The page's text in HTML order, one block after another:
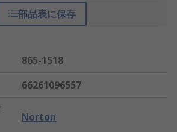
部品表に保存
865-1518
66261096557
Norton